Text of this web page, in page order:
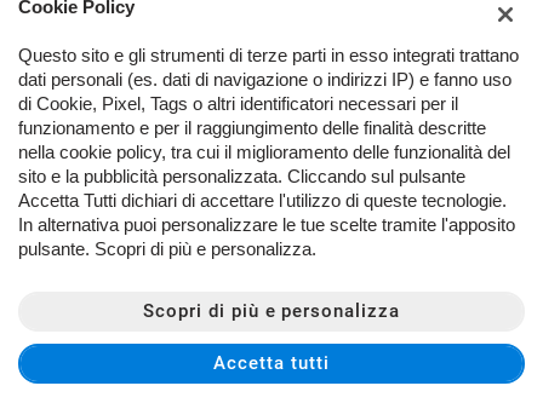
TORNA IN CIMA
Copyright © 2026 Lattuga Giulio Srl - P.IVA 00556340396 -Leggi
l'informativa sulla privacy -Cookie Policy
Cookie Policy
Questo sito e gli strumenti di terze parti in esso integrati trattano
dati personali (es. dati di navigazione o indirizzi IP) e fanno uso
di Cookie, Pixel, Tags o altri identificatori necessari per il
funzionamento e per il raggiungimento delle finalità descritte
nella cookie policy, tra cui il miglioramento delle funzionalità del
sito e la pubblicità personalizzata. Cliccando sul pulsante
Accetta Tutti dichiari di accettare l'utilizzo di queste tecnologie.
In alternativa puoi personalizzare le tue scelte tramite l'apposito
pulsante. Scopri di più e personalizza.
Scopri di più e personalizza
Accetta tutti